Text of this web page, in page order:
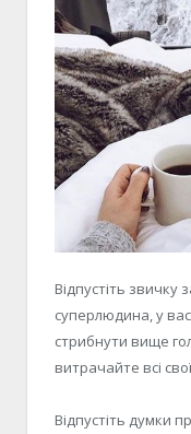
Відпустіть
суперлюдина, у
стрибнути вище
витрачайте всі
Відпустіть думки